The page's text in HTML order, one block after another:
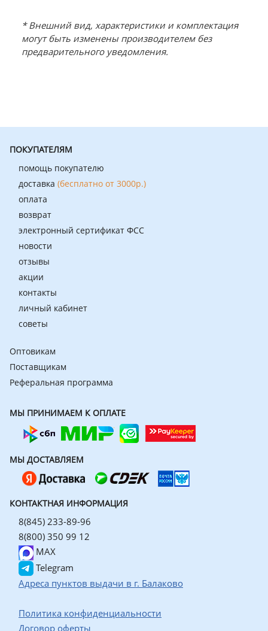
* Внешний вид, характеристики и комплектация
могут быть изменены производителем без
предварительного уведомления.
ПОКУПАТЕЛЯМ
помощь покупателю
доставка (бесплатно от 3000р.)
оплата
возврат
электронный сертификат ФСС
новости
отзывы
акции
контакты
личный кабинет
советы
Оптовикам
Поставщикам
Реферальная программа
МЫ ПРИНИМАЕМ К ОПЛАТЕ
МЫ ДОСТАВЛЯЕМ
КОНТАКТНАЯ ИНФОРМАЦИЯ
8(845) 233-89-96
8(800) 350 99 12
MAX
Telegram
Адреса пунктов выдачи в г. Балаково
Политика конфиденциальности
Договор оферты